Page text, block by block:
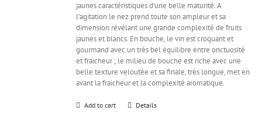
jaunes caractéristiques d’une belle maturité. A
l’agitation le nez prend toute son ampleur et sa
dimension révélant une grande complexité de fruits
jaunes et blancs. En bouche, le vin est croquant et
gourmand avec un très bel équilibre entre onctuosité
et fraicheur ; le milieu de bouche est riche avec une
belle texture veloutée et sa finale, très longue, met en
avant la fraicheur et la complexité aromatique.
Add to cart Details